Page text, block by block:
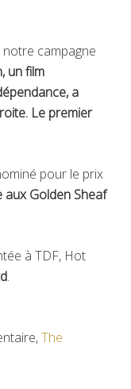
campagne
un film
a
Le premier
pour le prix
aux Golden Sheaf
à TDF, Hot
.
The